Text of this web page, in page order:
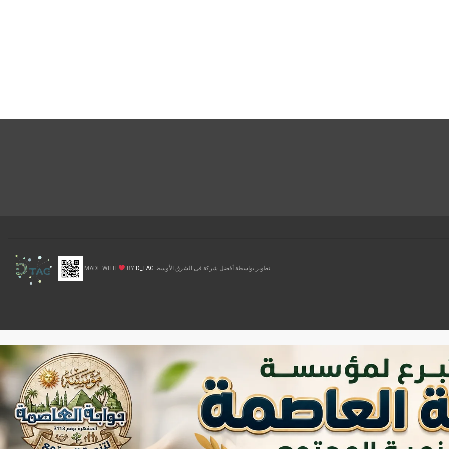
تطوير بواسطة أفضل شركة فى الشرق الأوسط MADE WITH BYD_TAG